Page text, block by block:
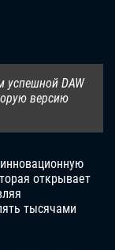
успешной DAW
версию
открывает
тысячами